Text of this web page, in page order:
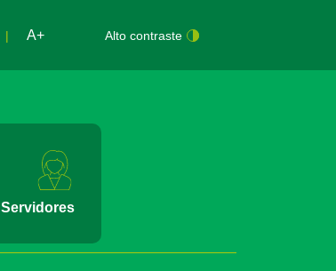
| A+ Alto contraste
Servidores